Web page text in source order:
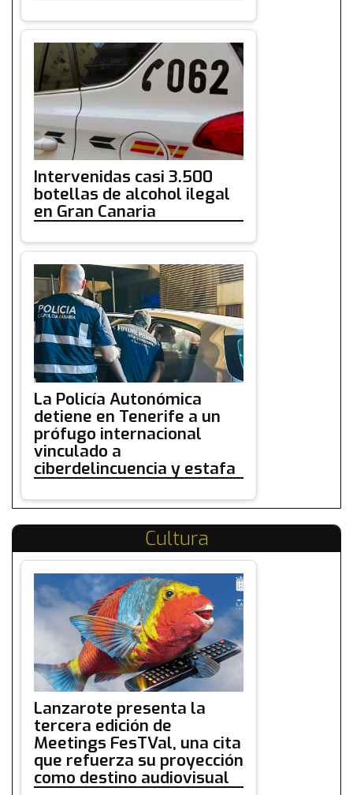
Intervenidas casi 3.500
botellas de alcohol ilegal
en Gran Canaria
La Policía Autonómica
detiene en Tenerife a un
prófugo internacional
vinculado a
ciberdelincuencia y estafa
Cultura
Lanzarote presenta la
tercera edición de
Meetings FesTVal, una cita
que refuerza su proyección
como destino audiovisual